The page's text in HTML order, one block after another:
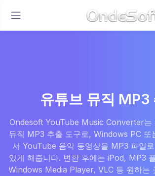
유튜브 뮤직 MP3
Ondesoft YouTube Music Converter는
뮤직 MP3 추출 도구로, Windows PC 또
서 YouTube 음악 동영상을 MP3 파일
있게 해줍니다. 변환 후에는 iPod, MP3
Windows Media Player, VLC 등 원하는